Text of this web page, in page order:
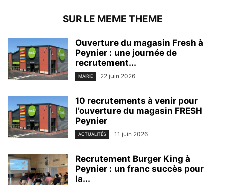
SUR LE MEME THEME
Ouverture du magasin Fresh à
Peynier : une journée de
recrutement...
MAIRIE 22 juin 2026
10 recrutements à venir pour
l’ouverture du magasin FRESH
Peynier
ACTUALITÉS 11 juin 2026
Recrutement Burger King à
Peynier : un franc succès pour
la...